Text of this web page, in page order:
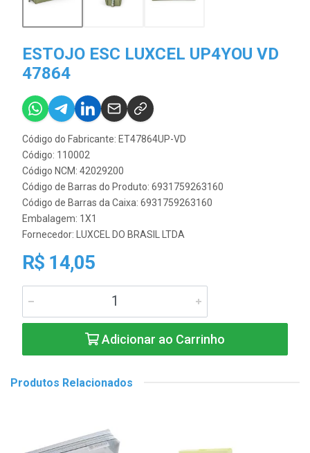
ESTOJO ESC LUXCEL UP4YOU VD
47864
Código do Fabricante: ET47864UP-VD
Código: 110002
Código NCM: 42029200
Código de Barras do Produto: 6931759263160
Código de Barras da Caixa: 6931759263160
Embalagem: 1X1
Fornecedor: LUXCEL DO BRASIL LTDA
R$ 14,05
Adicionar ao Carrinho
Produtos Relacionados